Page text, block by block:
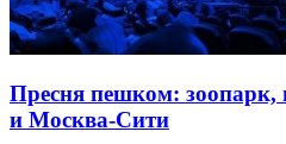
Пресня пешком: зоопарк,
и Москва-Сити